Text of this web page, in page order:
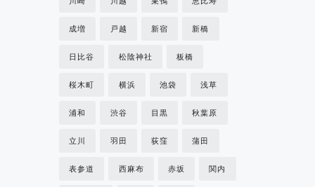
成増 戸越 新宿 新橋
日比谷 松陰神社 板橋
桜木町 横浜 池袋 浅草
浦和 渋谷 目黒 秋葉原
立川 羽田 荻窪 蒲田
表参道 西麻布 赤坂 関内